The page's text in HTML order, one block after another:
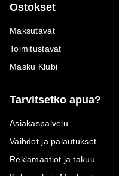
Ostokset
Maksutavat
Toimitustavat
Masku Klubi
Tarvitsetko apua?
Asiakaspalvelu
Vaihdot ja palautukset
Reklamaatiot ja takuu